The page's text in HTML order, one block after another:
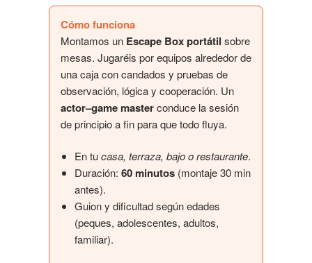
Cómo funciona
Montamos un Escape Box portátil sobre
mesas. Jugaréis por equipos alrededor de
una caja con candados y pruebas de
observación, lógica y cooperación. Un
actor–game masterconduce la sesión
de principio a fin para que todo fluya.
En tucasa, terraza, bajo o restaurante.
Duración: 60 minutos (montaje 30 min
antes).
Guion y dificultad según edades
(peques, adolescentes, adultos,
familiar).